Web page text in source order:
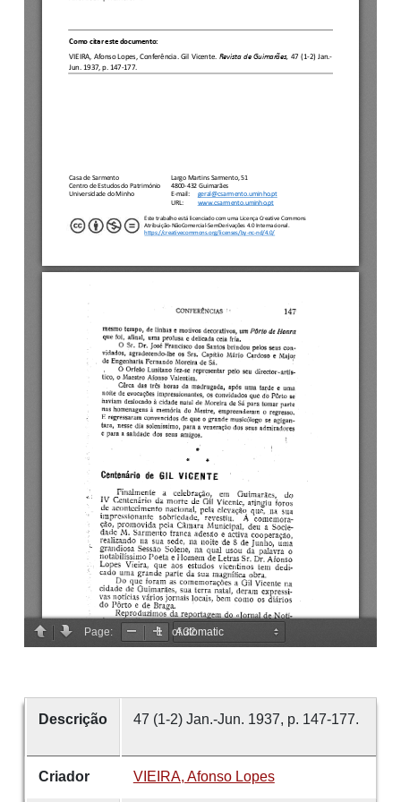
Descrição 47 (1-2) Jan.-Jun. 1937, p. 147-177.
Criador VIEIRA, Afonso Lopes